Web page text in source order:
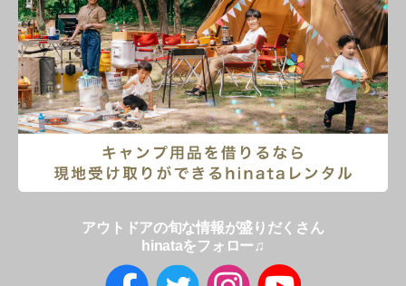
アウトドアの旬な情報が盛りだくさん
hinataをフォロー♫